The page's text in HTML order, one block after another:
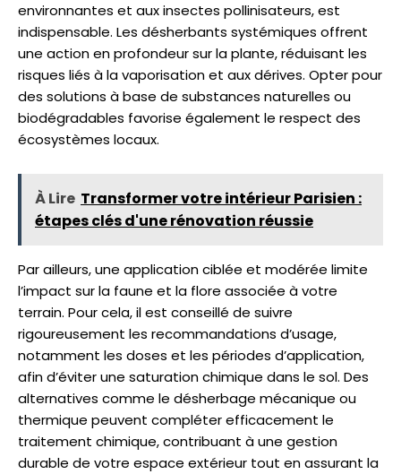
environnantes et aux insectes pollinisateurs, est
indispensable. Les désherbants systémiques offrent
une action en profondeur sur la plante, réduisant les
risques liés à la vaporisation et aux dérives. Opter pour
des solutions à base de substances naturelles ou
biodégradables favorise également le respect des
écosystèmes locaux.
À Lire Transformer votre intérieur Parisien :
étapes clés d'une rénovation réussie
Par ailleurs, une application ciblée et modérée limite
l’impact sur la faune et la flore associée à votre
terrain. Pour cela, il est conseillé de suivre
rigoureusement les recommandations d’usage,
notamment les doses et les périodes d’application,
afin d’éviter une saturation chimique dans le sol. Des
alternatives comme le désherbage mécanique ou
thermique peuvent compléter efficacement le
traitement chimique, contribuant à une gestion
durable de votre espace extérieur tout en assurant la